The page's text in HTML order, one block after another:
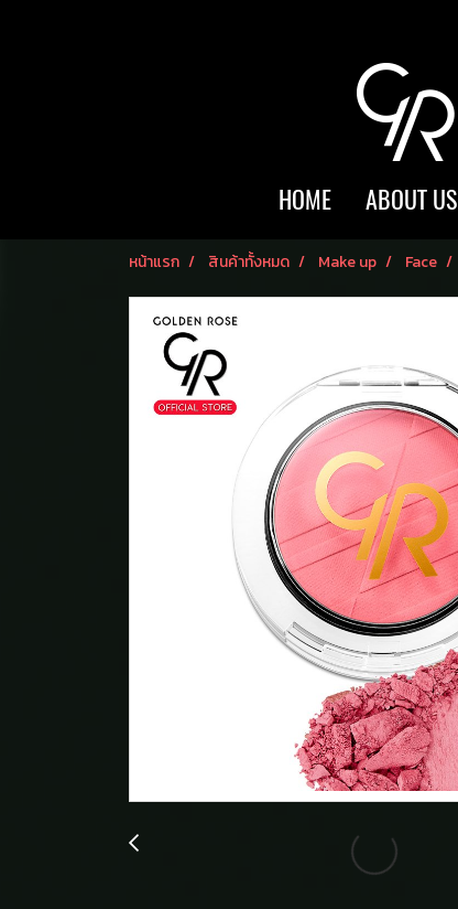
HOME ABOUT US
หน้าแรก สินค้าทั้งหมด Make up Face